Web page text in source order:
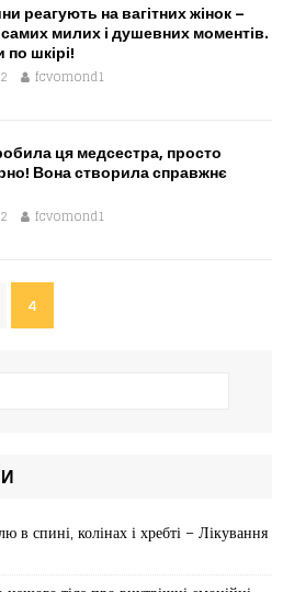
реагують на вагітних жінок –
самих милих і душевних моментів.
шкірі!
fcvomond1
ця медсестра, просто
Вона створила справжнє
fcvomond1
4
в спині, колінах і хребті – Лікування